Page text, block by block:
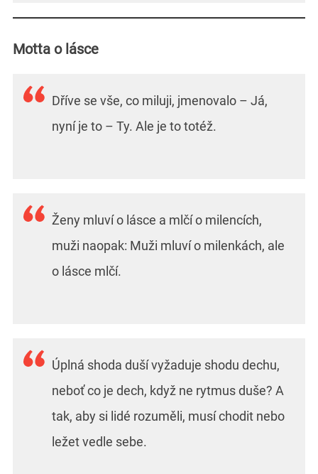
Motta o lásce
Dříve se vše, co miluji, jmenovalo – Já,
nyní je to – Ty. Ale je to totéž.
Ženy mluví o lásce a mlčí o milencích,
muži naopak: Muži mluví o milenkách, ale
o lásce mlčí.
Úplná shoda duší vyžaduje shodu dechu,
neboť co je dech, když ne rytmus duše? A
tak, aby si lidé rozuměli, musí chodit nebo
ležet vedle sebe.